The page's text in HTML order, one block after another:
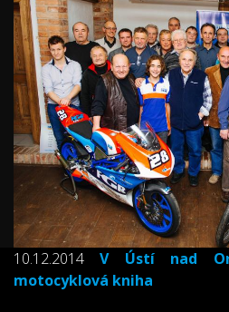
10.12.2014 V Ústí nad
motocyklová kniha